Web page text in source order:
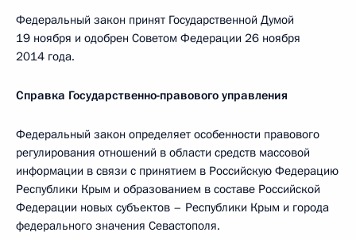
Федеральный закон принят Государственной Думой
19 ноября и одобрен Советом Федерации 26 ноября
2014 года.
Справка Государственно-правового управления
Федеральный закон определяет особенности правового
регулирования отношений в области средств массовой
информации в связи с принятием в Российскую Федерацию
Республики Крым и образованием в составе Российской
Федерации новых субъектов – Республики Крым и города
федерального значения Севастополя.